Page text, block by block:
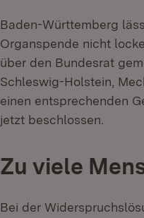
Baden-Württemberg
Organspende nicht
über den Bundesrat
Schleswig-Holstein,
einen entsprechenden
jetzt beschlossen.
Zu viele
Bei der